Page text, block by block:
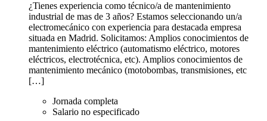
¿Tienes experiencia como técnico/a de mantenimiento
industrial de mas de 3 años? Estamos seleccionando un/a
electromecánico con experiencia para destacada empresa
situada en Madrid. Solicitamos: Amplios conocimientos de
mantenimiento eléctrico (automatismo eléctrico, motores
eléctricos, electrotécnica, etc). Amplios conocimientos de
mantenimiento mecánico (motobombas, transmisiones, etc
[…]
Jornada completa
Salario no especificado